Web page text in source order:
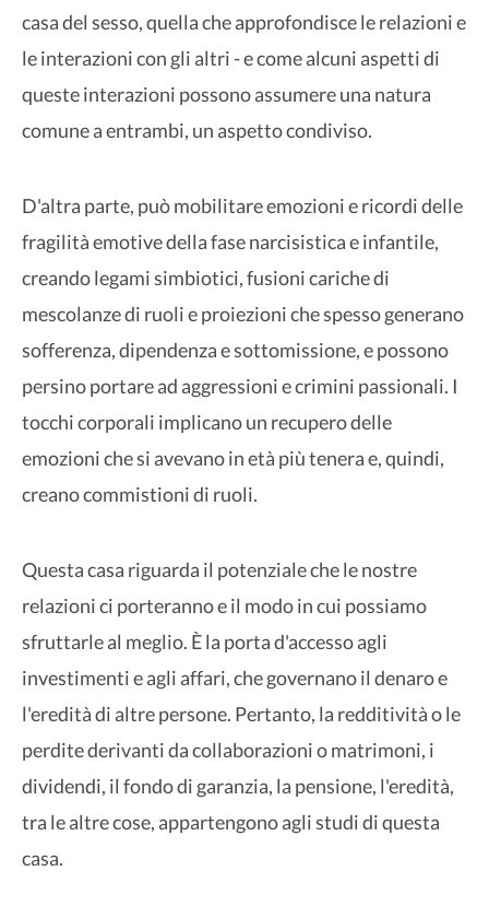
casa del sesso, quella che approfondisce le relazioni e
le interazioni con gli altri - e come alcuni aspetti di
queste interazioni possono assumere una natura
comune a entrambi, un aspetto condiviso.
D'altra parte, può mobilitare emozioni e ricordi delle
fragilità emotive della fase narcisistica e infantile,
creando legami simbiotici, fusioni cariche di
mescolanze di ruoli e proiezioni che spesso generano
sofferenza, dipendenza e sottomissione, e possono
persino portare ad aggressioni e crimini passionali. I
tocchi corporali implicano un recupero delle
emozioni che si avevano in età più tenera e, quindi,
creano commistioni di ruoli.
Questa casa riguarda il potenziale che le nostre
relazioni ci porteranno e il modo in cui possiamo
sfruttarle al meglio. È la porta d'accesso agli
investimenti e agli affari, che governano il denaro e
l'eredità di altre persone. Pertanto, la redditività o le
perdite derivanti da collaborazioni o matrimoni, i
dividendi, il fondo di garanzia, la pensione, l'eredità,
tra le altre cose, appartengono agli studi di questa
casa.